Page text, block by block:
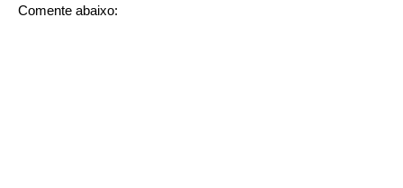
Comente abaixo: